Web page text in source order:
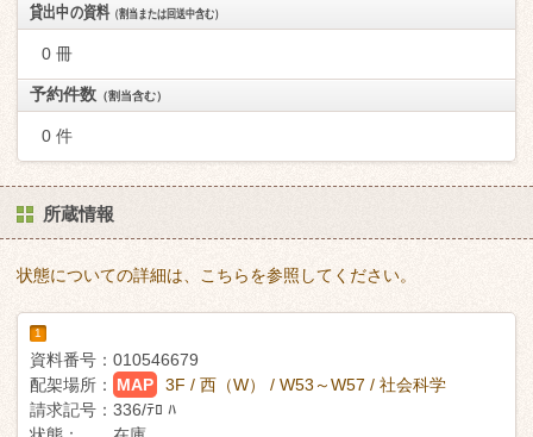
貸出中の資料（割当または回送中含む）
0 冊
予約件数 （割当含む）
0 件
所蔵情報
状態についての詳細は、こちらを参照してください。
1
資料番号： 010546679
配架場所：
MAP
3F / 西（W） / W53～W57 / 社会科学
請求記号： 336/ﾃﾛ ﾊ